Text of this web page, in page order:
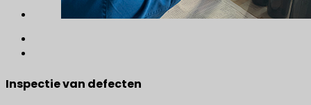
Inspectie van defecten